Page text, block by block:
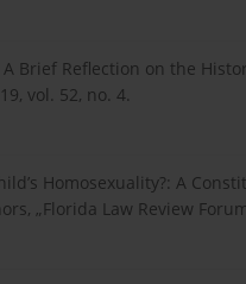
Brief Reflection on the
vol. 52, no. 4.
Homosexuality?: A
„Florida Law Review